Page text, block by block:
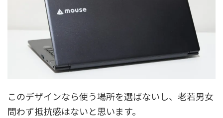
このデザインなら使う場所を選ばないし、老若男女
問わず抵抗感はないと思います。